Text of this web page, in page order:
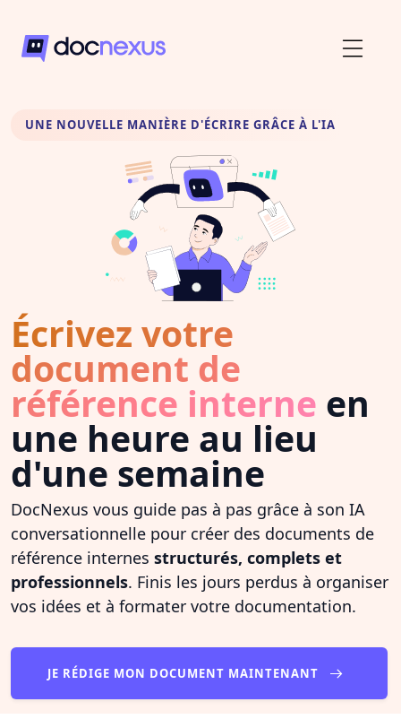
UNE NOUVELLE MANIÈRE D'ÉCRIRE GRÂCE À L'IA
Écrivez votre
document de
référence interne en
une heure au lieu
d'une semaine
DocNexus vous guide pas à pas grâce à son IA
conversationnelle pour créer des documents de
référence internes structurés, complets et
professionnels. Finis les jours perdus à organiser
vos idées et à formater votre documentation.
JE RÉDIGE MON DOCUMENT MAINTENANT